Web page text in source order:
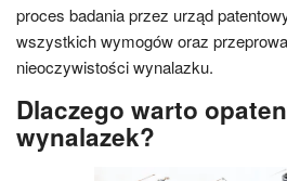
proces badania przez urząd
wszystkich wymogów oraz
nieoczywistości wynalazku.
Dlaczego warto
wynalazek?